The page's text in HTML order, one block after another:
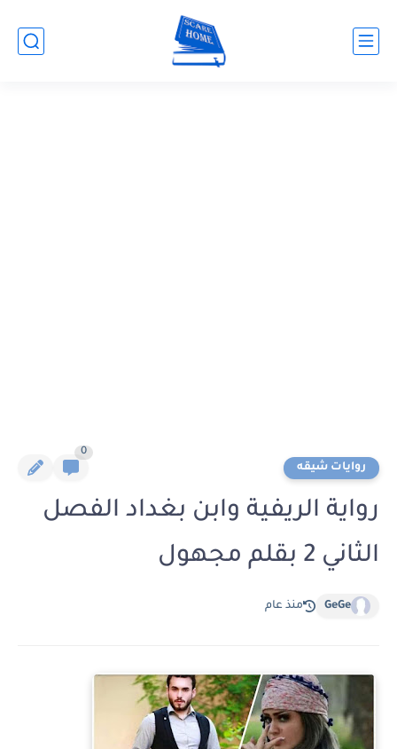
روايات شيقه
0
رواية الريفية وابن بغداد الفصل
الثاني 2 بقلم مجهول
GeGe منذ عام